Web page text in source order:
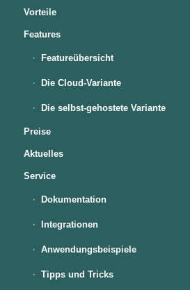
Vorteile
Features
Featureübersicht
Die Cloud-Variante
Die selbst-gehostete Variante
Preise
Aktuelles
Service
Dokumentation
Integrationen
Anwendungsbeispiele
Tipps und Tricks